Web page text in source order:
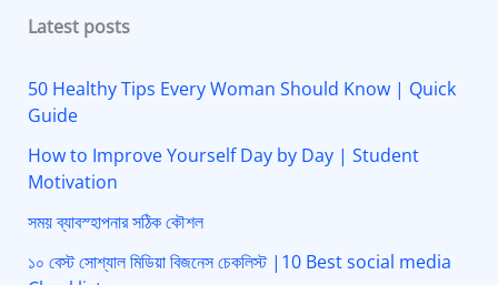
Latest posts
50 Healthy Tips Every Woman Should Know | Quick
Guide
How to Improve Yourself Day by Day | Student
Motivation
সময় ব্যাবস্হাপনার সঠিক কৌশল
১০ বেস্ট সোশ্যাল মিডিয়া বিজনেস চেকলিস্ট |10 Best social media